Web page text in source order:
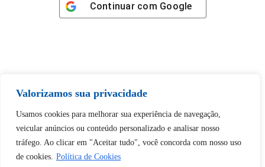
Valorizamos sua privacidade
Usamos cookies para melhorar sua experiência de navegação,
veicular anúncios ou conteúdo personalizado e analisar nosso
tráfego. Ao clicar em "Aceitar tudo", você concorda com nosso uso
de cookies. Política de Cookies
Continuar com Google
Tem certeza de que deseja
desbloquear esta publicação?
Desbloquear esquerda : 0